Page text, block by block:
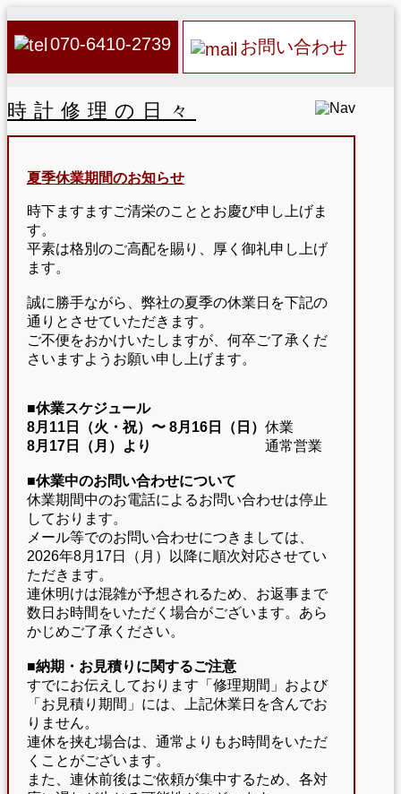
070-6410-2739 お問い合わせ
時計修理の日々
夏季休業期間のお知らせ
時下ますますご清栄のこととお慶び申し上げま
す。
平素は格別のご高配を賜り、厚く御礼申し上げ
ます。
誠に勝手ながら、弊社の夏季の休業日を下記の
通りとさせていただきます。
ご不便をおかけいたしますが、何卒ご了承くだ
さいますようお願い申し上げます。
■休業スケジュール
8月11日（火・祝）〜 8月16日（日） 休業
8月17日（月）より
通常営業
■休業中のお問い合わせについて
休業期間中のお電話によるお問い合わせは停止
しております。
メール等でのお問い合わせにつきましては、
2026年8月17日（月）以降に順次対応させてい
ただきます。
連休明けは混雑が予想されるため、お返事まで
数日お時間をいただく場合がございます。あら
かじめご了承ください。
■納期・お見積りに関するご注意
すでにお伝えしております「修理期間」および
「お見積り期間」には、上記休業日を含んでお
りません。
連休を挟む場合は、通常よりもお時間をいただ
くことがございます。
また、連休前後はご依頼が集中するため、各対